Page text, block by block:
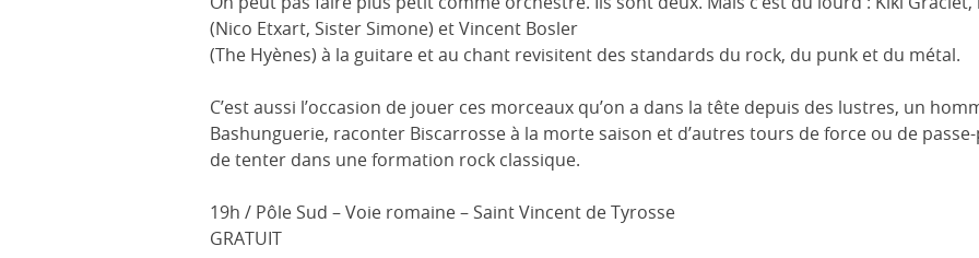
THE
SMALL
(Nico Etxart, Sister Simone) et Vincent Bosler
(The Hyènes) à la guitare et au chant revisitent des standards du rock, du punk et du métal.
C’est aussi l’occasion de jouer ces morceaux qu’on a dans la tête depuis des lustres, un
Bashunguerie, raconter Biscarrosse à la morte saison et d’autres tours de force ou de
de tenter dans une formation rock classique.
19h / Pôle Sud – Voie romaine – Saint Vincent de Tyrosse
GRATUIT